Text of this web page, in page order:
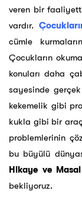
veren bir
vardır.
cümle
Çocukların
konuları daha
sayesinde
kekemelik gibi
kukla gibi bir araç
problemlerinin
bu büyülü
Hikaye ve Masal
bekliyoruz.